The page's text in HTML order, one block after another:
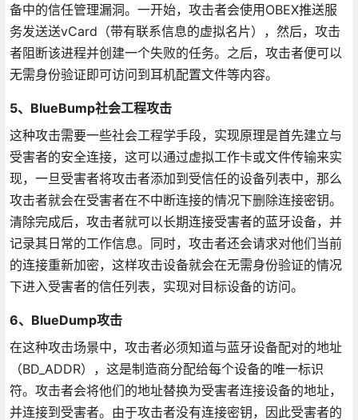
备中的信任管理漏洞。一开始，攻击者会使用OBEX推送服
务发送送vCard（带有联系信息的虚拟名片），然后，攻击
者阻断该进程并创建一个失败的任务。之后，攻击者便可以
无需身份验证即可访问到耳机配置文件等内容。
5、BlueBump社会工程攻击
这种攻击需要一些社会工程学手段，实现原理是首先建立与
受害者的安全连接，这可以通过虚拟工作卡或文件传输来实
现，一旦受害者将攻击者添加到受信任的设备列表中，那么
攻击者就会在受害者在不中断连接的情况下删除连接密钥。
清除完成后，攻击者就可以长期连接受害者的蓝牙设备，并
记录其日常的工作信息。同时，攻击者还会请求对他们当前
的连接重新加密，这样攻击设备就会在无需身份验证的情况
下进入受害者的信任列表，实现对目标设备的访问。
6、BlueDump攻击
在这种攻击场景中，攻击者必须知道与蓝牙设备配对的地址
（BD_ADDR），这是制造商分配给每个设备的唯一标识
符。攻击者会将他们的地址替换为受害者连接设备的地址，
并连接到受害者。由于攻击者没有连接密钥，因此受害者的